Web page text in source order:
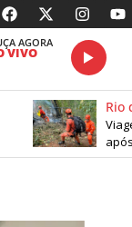
AGORA
VIVO
Rio